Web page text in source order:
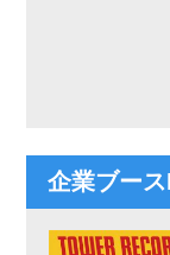
企業ブー